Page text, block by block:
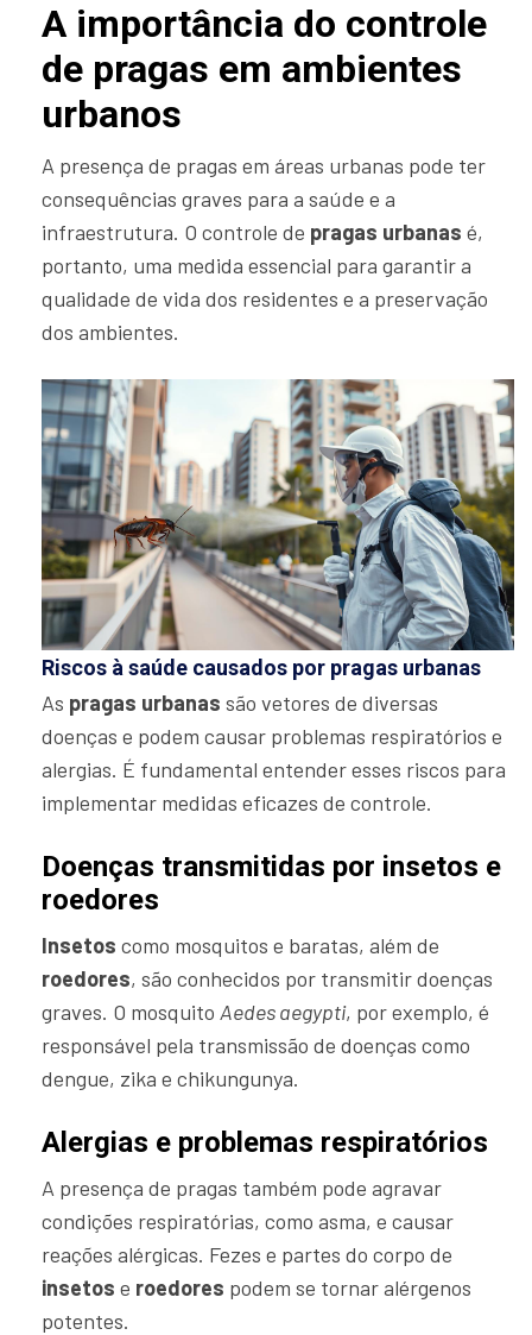
A importância do controle
de pragas em ambientes
urbanos
A presença de pragas em áreas urbanas pode ter
consequências graves para a saúde e a
infraestrutura. O controle de pragas urbanas é,
portanto, uma medida essencial para garantir a
qualidade de vida dos residentes e a preservação
dos ambientes.
Riscos à saúde causados por pragas urbanas
As pragas urbanas são vetores de diversas
doenças e podem causar problemas respiratórios e
alergias. É fundamental entender esses riscos para
implementar medidas eficazes de controle.
Doenças transmitidas por insetos e
roedores
Insetos como mosquitos e baratas, além de
roedores, são conhecidos por transmitir doenças
graves. O mosquito Aedes aegypti, por exemplo, é
responsável pela transmissão de doenças como
dengue, zika e chikungunya.
Alergias e problemas respiratórios
A presença de pragas também pode agravar
condições respiratórias, como asma, e causar
reações alérgicas. Fezes e partes do corpo de
insetos e roedores podem se tornar alérgenos
potentes.